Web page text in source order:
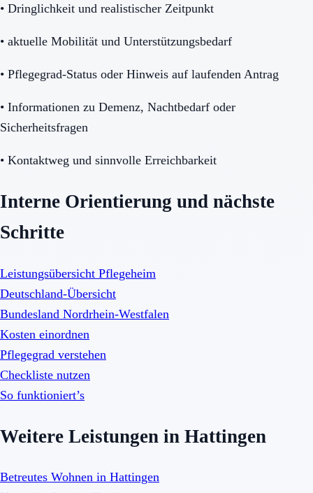
• Dringlichkeit und realistischer Zeitpunkt
• aktuelle Mobilität und Unterstützungsbedarf
• Pflegegrad-Status oder Hinweis auf laufenden Antrag
• Informationen zu Demenz, Nachtbedarf oder
Sicherheitsfragen
• Kontaktweg und sinnvolle Erreichbarkeit
Interne Orientierung und nächste
Schritte
Leistungsübersicht Pflegeheim
Deutschland-Übersicht
Bundesland Nordrhein-Westfalen
Kosten einordnen
Pflegegrad verstehen
Checkliste nutzen
So funktioniert’s
Weitere Leistungen in Hattingen
Betreutes Wohnen in Hattingen